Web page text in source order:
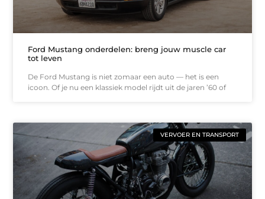
Ford Mustang onderdelen: breng jouw muscle car
tot leven
De Ford Mustang is niet zomaar een auto — het is een
icoon. Of je nu een klassiek model rijdt uit de jaren ’60 of
VERVOER EN TRANSPORT